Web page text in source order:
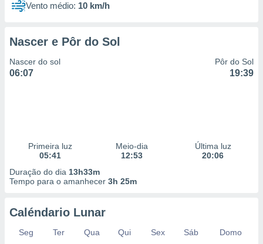
Vento médio: 10 km/h
Nascer e Pôr do Sol
Nascer do sol
06:07
Pôr do Sol
19:39
Primeira luz
05:41
Meio-dia
12:53
Última luz
20:06
Duração do dia 13h33m
Tempo para o amanhecer 3h 25m
Caléndario Lunar
Seg Ter Qua Qui Sex Sáb
Domo